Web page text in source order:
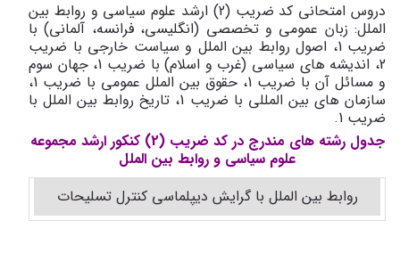
دروس امتحانی کد ضریب (2) ارشد علوم سیاسی و روابط بین
الملل: زبان عمومی و تخصصی (انگلیسی، فرانسه، آلمانی) با
ضریب 1، اصول روابط بین الملل و سیاست خارجی با ضریب
2، اندیشه های سیاسی (غرب و اسلام) با ضریب 1، جهان سوم
و مسائل آن با ضریب 1، حقوق بین الملل عمومی با ضریب 1،
سازمان های بین المللی با ضریب 1، تاریخ روابط بین الملل با
ضریب 1.
جدول رشته های مندرج در کد ضریب (2) کنکور ارشد مجموعه
علوم سیاسی و روابط بین الملل
روابط بین الملل با گرایش دیپلماسی کنترل تسلیحات